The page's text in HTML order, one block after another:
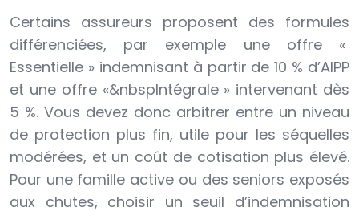
Certains assureurs proposent des formules
différenciées, par exemple une offre «
Essentielle » indemnisant à partir de 10 % d’AIPP
et une offre «&nbspIntégrale » intervenant dès
5 %. Vous devez donc arbitrer entre un niveau
de protection plus fin, utile pour les séquelles
modérées, et un coût de cotisation plus élevé.
Pour une famille active ou des seniors exposés
aux chutes, choisir un seuil d’indemnisation